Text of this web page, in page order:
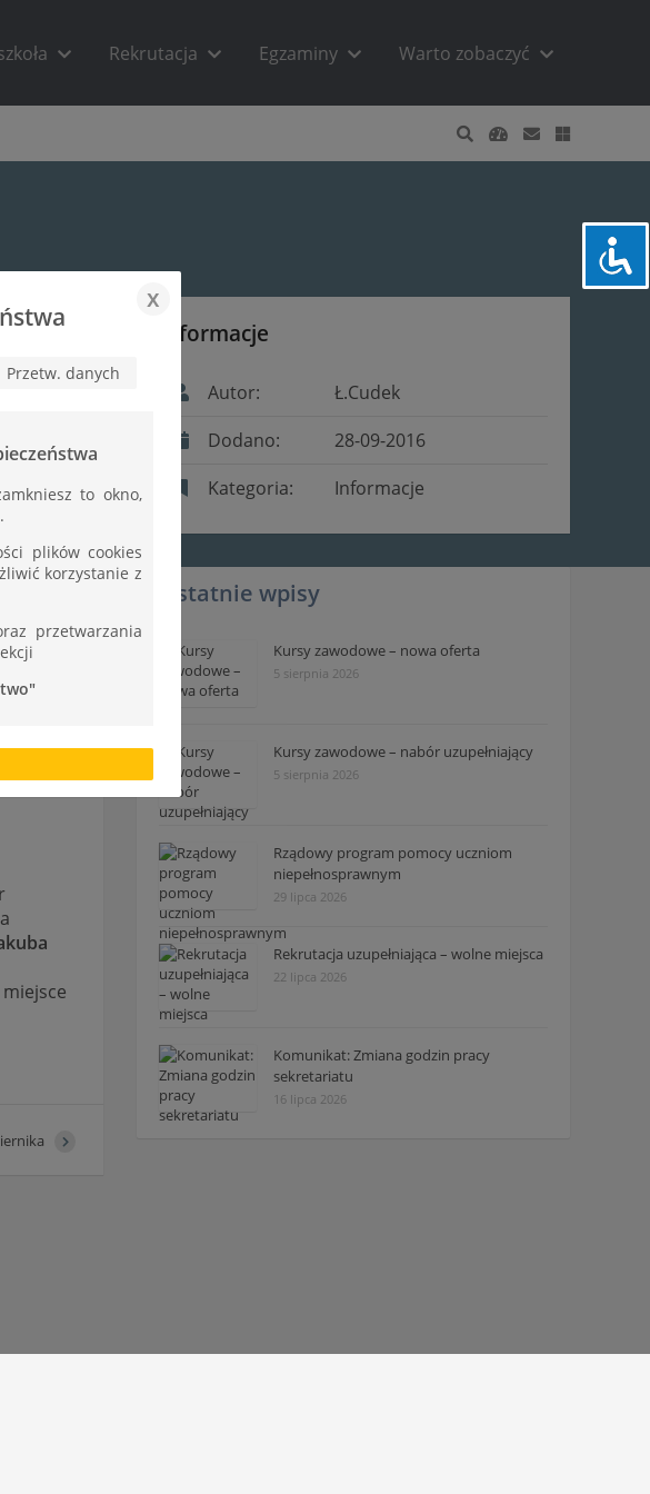
Rekrutacja Egzaminy Warto zobaczyć
Informacje
Autor:
Ł.Cudek
Dodano:
28-09-2016
Kategoria:
Informacje
Ostatnie wpisy
Kursy zawodowe – nowa oferta
5 sierpnia 2026
Kursy zawodowe – nabór uzupełniający
5 sierpnia 2026
Rządowy program pomocy uczniom
niepełnosprawnym
29 lipca 2026
Rekrutacja uzupełniająca – wolne miejsca
22 lipca 2026
Komunikat: Zmiana godzin pracy
sekretariatu
16 lipca 2026
x
Przetw. danych
to okno,
plików cookies
korzystanie z
przetwarzania